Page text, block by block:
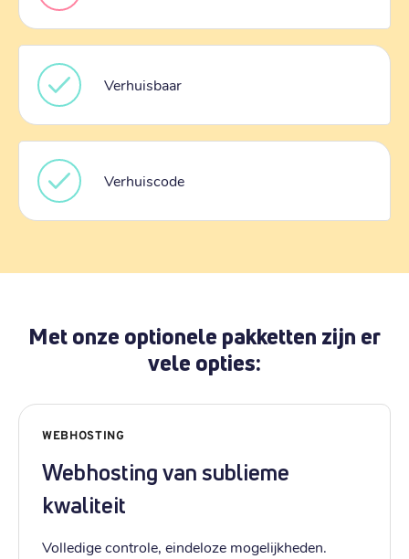
Verhuisbaar
Verhuiscode
Met onze optionele pakketten zijn er
vele opties:
WEBHOSTING
Webhosting van sublieme
kwaliteit
Volledige controle, eindeloze mogelijkheden.